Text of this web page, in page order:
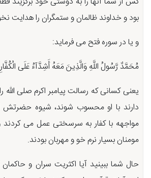
بود و خداوند ظالمان و ستمگران را هدایت
و یا در سوره فتح می فرماید:
مُحَمَّدٌ رَّسُولُ اللَّهِ وَالَّذِینَ مَعَهُ أَشِدَّآءُ عَلَى الْكُفَّارِ
یعنی کسانی که رسالت پیامبر اکرم صلی الله
دارند با او محسوب شوند، شیوه حضرتش
مواجهه با کفار به سرسختی عمل می کردند و
مومنان بسیار نرم خو و مهربان بودند.
حال شما ببینید آیا اکثریت سران و حاکمان